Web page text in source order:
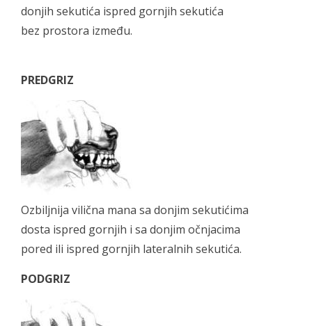
donjih sekutića ispred gornjih sekutića
bez prostora između.
PREDGRIZ
Ozbiljnija vilična mana sa donjim sekutićima
dosta ispred gornjih i sa donjim očnjacima
pored ili ispred gornjih lateralnih sekutića.
PODGRIZ